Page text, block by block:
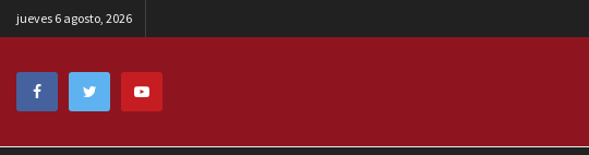
jueves 6 agosto, 2026